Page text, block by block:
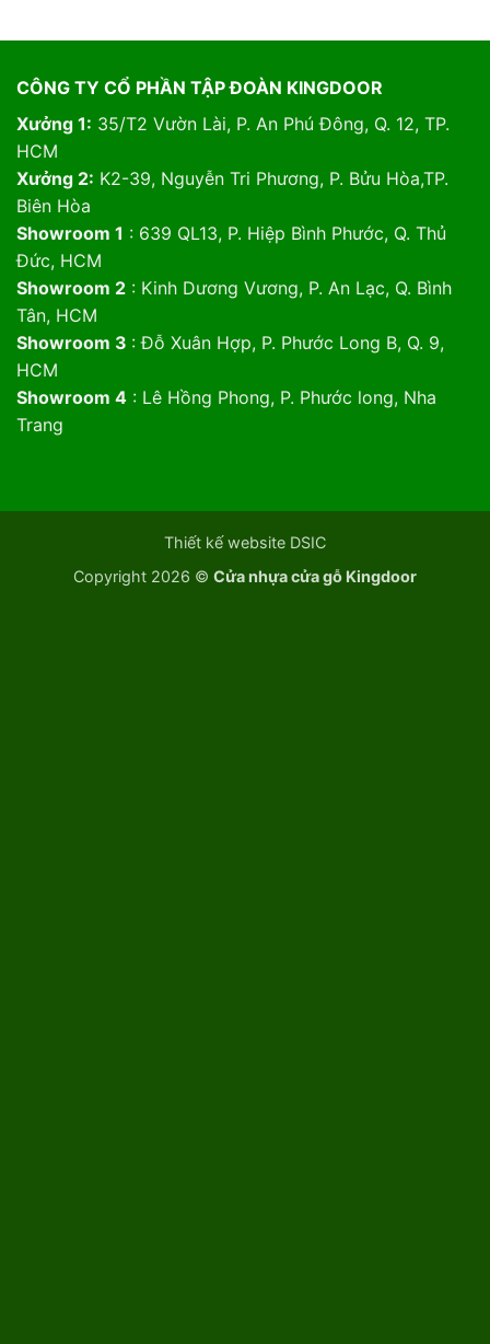
CÔNG TY CỔ PHẦN TẬP ĐOÀN KINGDOOR
Xưởng 1: 35/T2 Vườn Lài, P. An Phú Đông, Q. 12, TP.
HCM
Xưởng 2: K2-39, Nguyễn Tri Phương, P. Bửu Hòa,TP.
Biên Hòa
Showroom 1 : 639 QL13, P. Hiệp Bình Phước, Q. Thủ
Đức, HCM
Showroom 2: Kinh Dương Vương, P. An Lạc, Q. Bình
Tân, HCM
Showroom 3 : Đỗ Xuân Hợp, P. Phước Long B, Q. 9,
HCM
Showroom 4: Lê Hồng Phong, P. Phước long, Nha
Trang
Thiết kế website DSIC
Copyright 2026 © Cửa nhựa cửa gỗ Kingdoor